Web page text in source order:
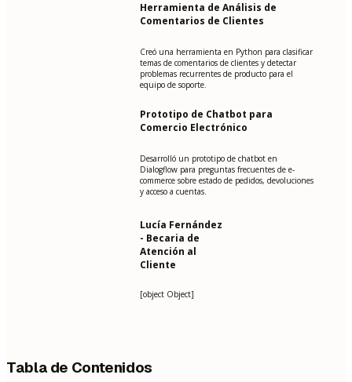
Herramienta de Análisis de
Comentarios de Clientes
Creó una herramienta en Python para clasificar
temas de comentarios de clientes y detectar
problemas recurrentes de producto para el
equipo de soporte.
Prototipo de Chatbot para
Comercio Electrónico
Desarrolló un prototipo de chatbot en
Dialogflow para preguntas frecuentes de e-
commerce sobre estado de pedidos, devoluciones
y acceso a cuentas.
Lucía Fernández
- Becaria de
Atención al
Cliente
[object Object]
Tabla de Contenidos